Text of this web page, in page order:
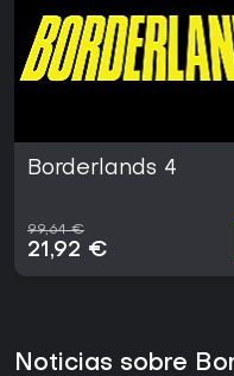
Borderlands 4
99,64 €
21,92 €
Noticias sobre